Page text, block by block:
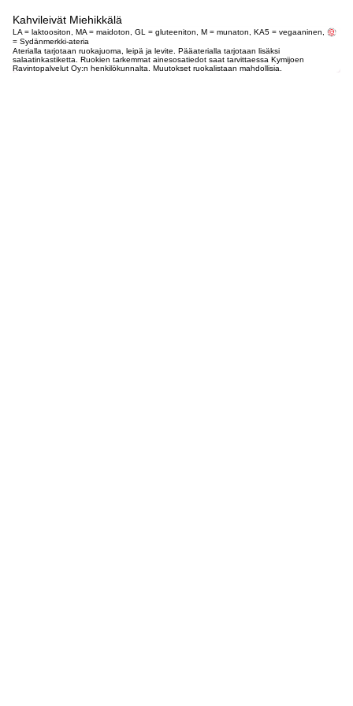
Kahvileivät Miehikkälä
LA = laktoositon, MA = maidoton, GL = gluteeniton, M = munaton, KA5 = vegaaninen,
= Sydänmerkki-ateria
Aterialla tarjotaan ruokajuoma, leipä ja levite. Pääaterialla tarjotaan lisäksi
salaatinkastiketta. Ruokien tarkemmat ainesosatiedot saat tarvittaessa Kymijoen
Ravintopalvelut Oy:n henkilökunnalta. Muutokset ruokalistaan mahdollisia.